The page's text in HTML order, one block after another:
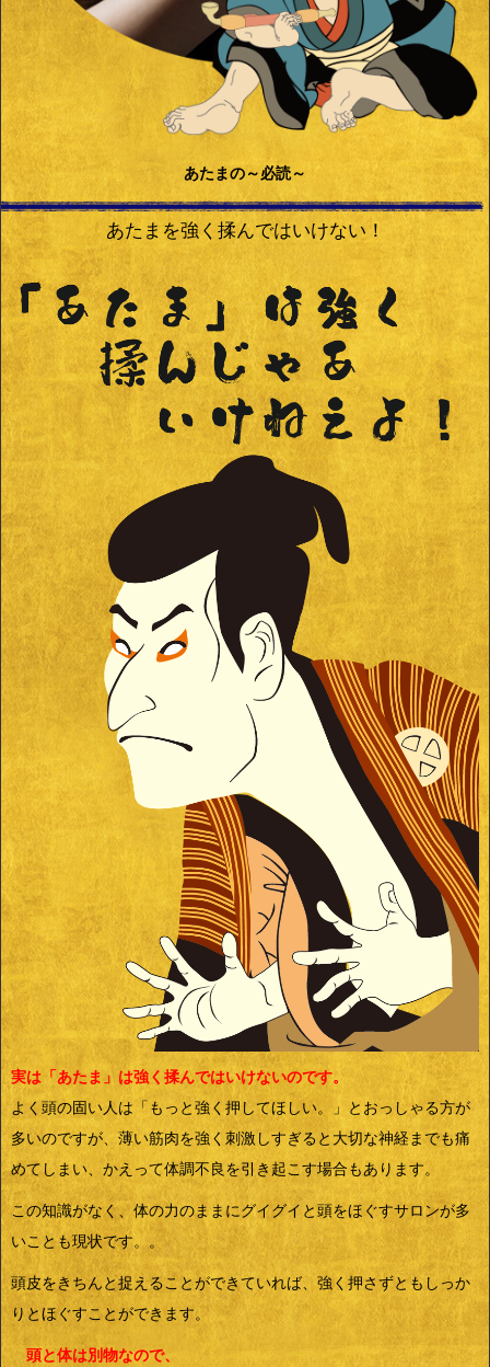
あたまの～必読～
あたまを強く揉んではいけない！
実は「あたま」は強く揉んではいけないのです。
よく頭の固い人は「もっと強く押してほしい。」とおっしゃる方が
多いのですが、薄い筋肉を強く刺激しすぎると大切な神経までも痛
めてしまい、かえって体調不良を引き起こす場合もあります。
この知識がなく、体の力のままにグイグイと頭をほぐすサロンが多
いことも現状です。。
頭皮をきちんと捉えることができていれば、強く押さずともしっか
りとほぐすことができます。
頭と体は別物なので、